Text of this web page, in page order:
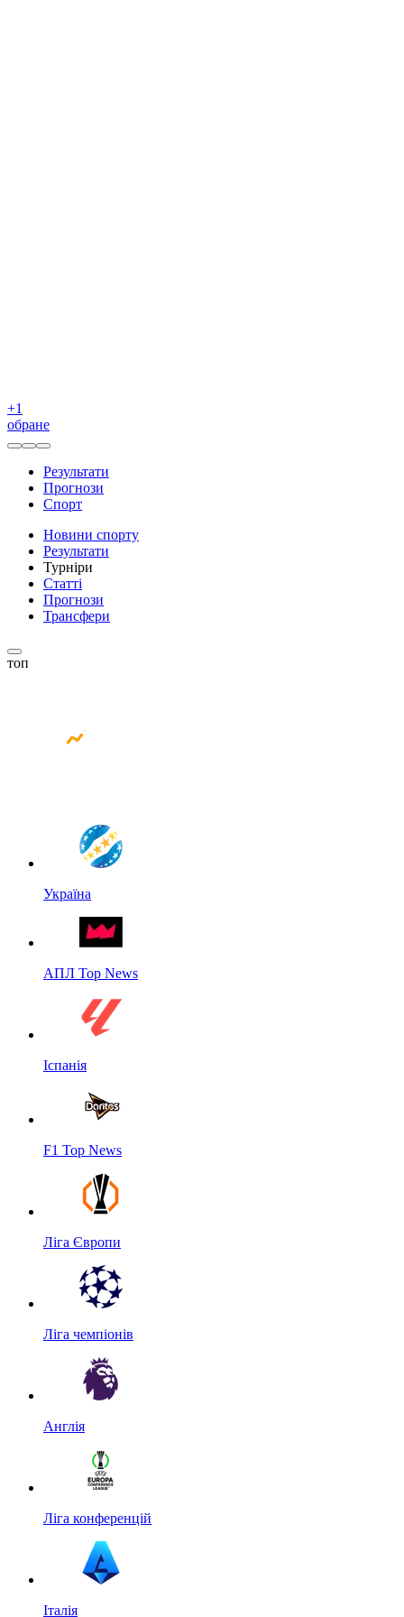
+1
обране
Результати
Прогнози
Спорт
Новини спорту
Результати
Турніри
Статті
Прогнози
Трансфери
топ
Україна
АПЛ Top News
Іспанія
F1 Top News
Ліга Європи
Ліга чемпіонів
Англія
Ліга конференцій
Італія